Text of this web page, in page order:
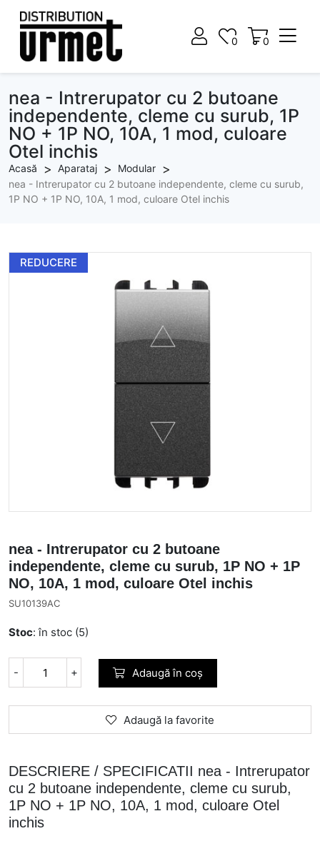
0
0 0
nea - Intrerupator cu 2 butoane
independente, cleme cu surub, 1P
NO + 1P NO, 10A, 1 mod, culoare
Otel inchis
Acasă Aparataj
Modular
nea - Intrerupator cu 2 butoane independente, cleme cu surub,
1P NO + 1P NO, 10A, 1 mod, culoare Otel inchis
REDUCERE
nea - Intrerupator cu 2 butoane
independente, cleme cu surub, 1P NO + 1P
NO, 10A, 1 mod, culoare Otel inchis
SU10139AC
Stoc: în stoc (5)
- + Adaugă în coș
Adaugă la favorite
DESCRIERE / SPECIFICATII nea - Intrerupator
cu 2 butoane independente, cleme cu surub,
1P NO + 1P NO, 10A, 1 mod, culoare Otel
inchis